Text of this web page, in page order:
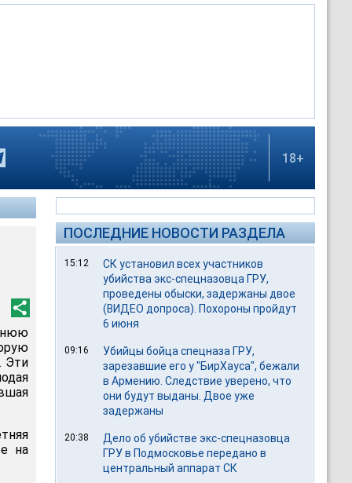
18+
Эти
на
ПОСЛЕДНИЕ НОВОСТИ РАЗДЕЛА
15:12
СК установил всех участников
убийства экс-спецназовца ГРУ,
проведены обыски, задержаны двое
(ВИДЕО допроса). Похороны пройдут
6 июня
09:16
Убийцы бойца спецназа ГРУ,
зарезавшие его у "БирХауса", бежали
в Армению. Следствие уверено, что
они будут выданы. Двое уже
задержаны
20:38
Дело об убийстве экс-спецназовца
ГРУ в Подмосковье передано в
центральный аппарат СК